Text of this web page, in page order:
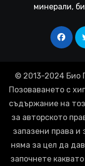
минерали,
© 2013-2024 Био
Позоваването с
съдържание на
за авторското
запазени права
няма за цел да
започнете